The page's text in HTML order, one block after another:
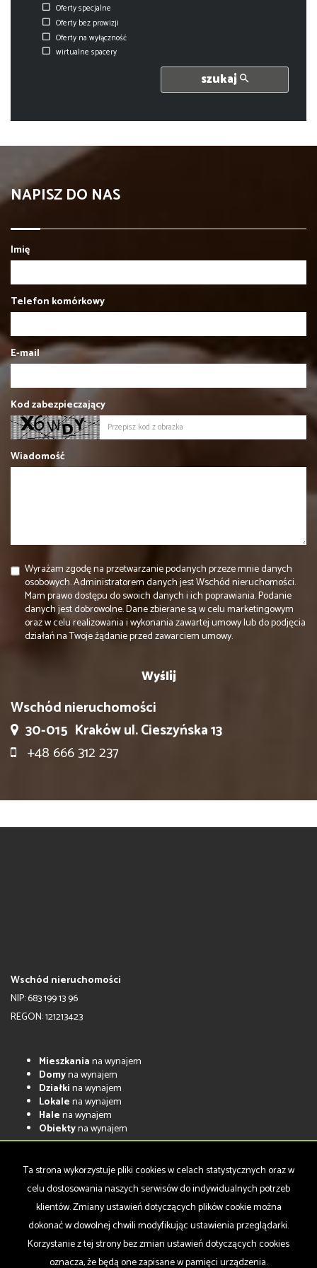
Oferty specjalne
Oferty bez prowizji
Oferty na wyłączność
wirtualne spacery
szukaj
NAPISZ DO NAS
Imię
Telefon komórkowy
E-mail
Kod zabezpieczający
Wiadomość
Wyrażam zgodę na przetwarzanie podanych przeze mnie danych
osobowych. Administratorem danych jest Wschód nieruchomości.
Mam prawo dostępu do swoich danych i ich poprawiania. Podanie
danych jest dobrowolne. Dane zbierane są w celu marketingowym
oraz w celu realizowania i wykonania zawartej umowy lub do podjęcia
działań na Twoje żądanie przed zawarciem umowy.
Wschód nieruchomości
30-015 Kraków ul. Cieszyńska 13
+48 666 312 237
Wschód nieruchomości
NIP: 683 199 13 96
REGON: 121213423
Mieszkaniana wynajem
Domyna wynajem
Działkina wynajem
Lokalena wynajem
Halena wynajem
Obiektyna wynajem
Domyna sprzedaż
na sprzedaż
Lokalena sprzedaż
Halena sprzedaż
Obiektyna sprzedaż
Ta strona wykorzystuje pliki cookies w celach statystycznych oraz w
celu dostosowania naszych serwisów do indywidualnych potrzeb
klientów. Zmiany ustawień dotyczących plików cookie można
dokonać w dowolnej chwili modyfikując ustawienia przeglądarki.
Korzystanie z tej strony bez zmian ustawień dotyczących cookies
oznacza, że będą one zapisane w pamięci urządzenia.